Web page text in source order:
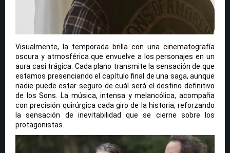
Visualmente, la temporada brilla con una cinematografía
oscura y atmosférica que envuelve a los personajes en un
aura casi trágica. Cada plano transmite la sensación de que
estamos presenciando el capítulo final de una saga, aunque
nadie puede estar seguro de cuál será el destino definitivo
de los Sons. La música, intensa y melancólica, acompaña
con precisión quirúrgica cada giro de la historia, reforzando
la sensación de inevitabilidad que se cierne sobre los
protagonistas.